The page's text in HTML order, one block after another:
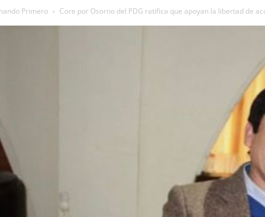
Primero Core por Osorno del PDG ratifica que apoyan la libertad de